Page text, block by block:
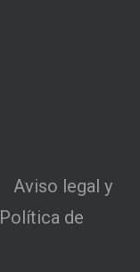
Aviso legal y
Política de